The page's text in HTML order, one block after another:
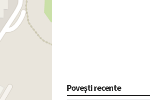
Povești recente